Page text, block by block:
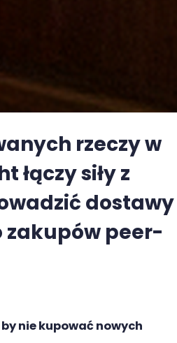
rzeczy w
łączy siły z
dostawy
zakupów peer-
nie kupować nowych